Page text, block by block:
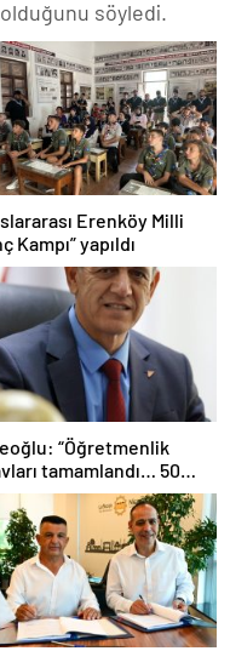
söyledi.
Erenköy Milli
Kampı” yapıldı
“Öğretmenlik
tamamlandı… 50
2 bin 253 kişi sınava